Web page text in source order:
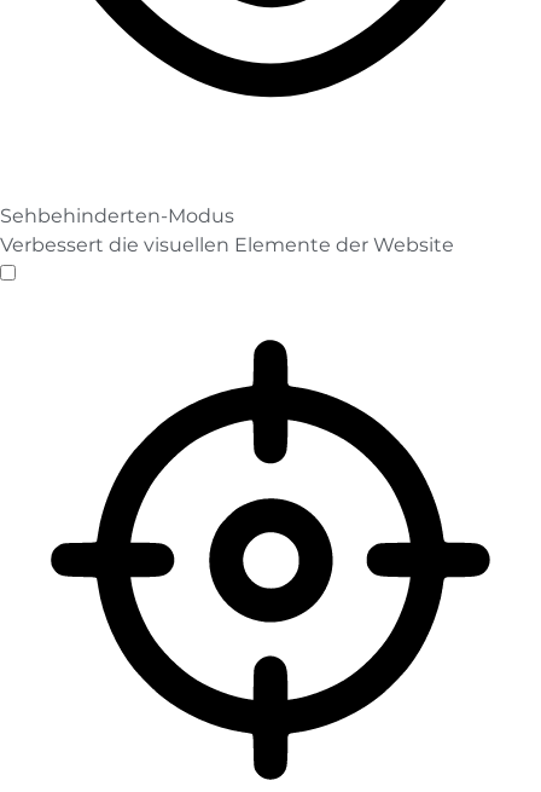
Sehbehinderten-Modus
Verbessert die visuellen Elemente der Website
Sehbehinderten-Modus